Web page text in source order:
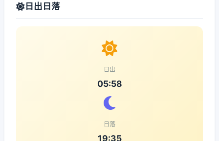
日出日落
日出
05:58
日落
19:35